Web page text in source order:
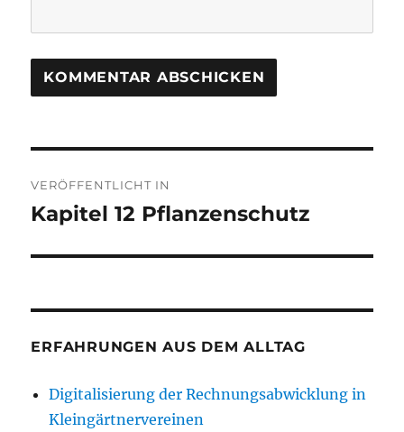
VERÖFFENTLICHT IN
Kapitel 12 Pflanzenschutz
ERFAHRUNGEN AUS DEM ALLTAG
Digitalisierung der Rechnungsabwicklung in
Kleingärtnervereinen